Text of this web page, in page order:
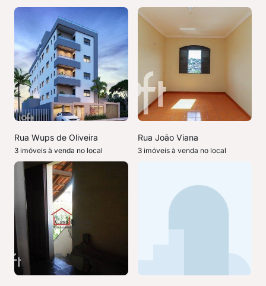
Rua Wups de Oliveira
3 imóveis à venda no local
Rua João Viana
3 imóveis à venda no local